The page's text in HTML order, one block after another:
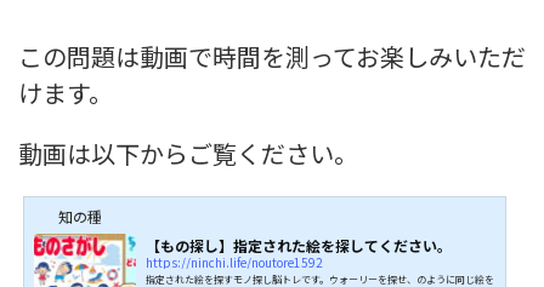
この問題は動画で時間を測ってお楽しみいただ
けます。
動画は以下からご覧ください。
知の種
【もの探し】指定された絵を探してください。
https://ninchi.life/noutore1592
指定された絵を探すモノ探し脳トレです。ウォーリーを探せ、のように同じ絵を